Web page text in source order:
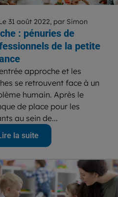
31 août 2022, par Simon
: pénuries de
de la petite
approche et les
se retrouvent face à un
humain. Après le
de place pour les
au sein de...
la suite